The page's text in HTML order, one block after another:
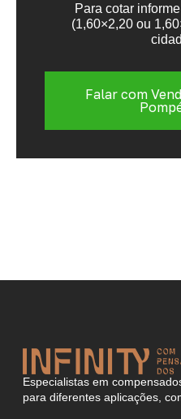
Para cotar
(1,60×2,20 ou
Falar com
Especialistas em
para diferentes aplicações,